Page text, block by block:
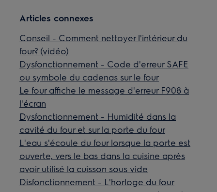
Articles connexes
Conseil - Comment nettoyer l'intérieur du
four? (vidéo)
Dysfonctionnement - Code d'erreur SAFE
ou symbole du cadenas sur le four
Le four affiche le message d'erreur F908 à
l'écran
Dysfonctionnement - Humidité dans la
cavité du four et sur la porte du four
L'eau s'écoule du four lorsque la porte est
ouverte, vers le bas dans la cuisine après
avoir utilisé la cuisson sous vide
Disfonctionnement - L'horloge du four